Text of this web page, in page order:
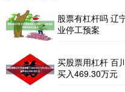
股票有杠杆吗 辽
业停工预案
买股票用杠杆 百
买入469.30万元